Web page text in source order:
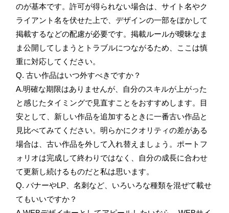
のが基本です。許可が得られない場合は、サイト名やク
ライアント名を伏せた上で、デザインの一部をぼかして
掲載するなどの配慮が必要です。掲載ルールが曖昧なま
ま公開してしまうとトラブルにつながるため、ここは慎
重に対応してください。
Q. 古い作品はいつ外すべきですか？
A.明確な期限はありませんが、自分のスキルが上がった
と感じたタイミングで見直すことをおすすめします。目
安として、新しい作品を追加するときに一番古い作品と
見比べてみてください。明らかにクオリティの差がある
場合は、古い作品を外して入れ替えましょう。ポートフ
ォリオは完成して終わりではなく、自分の成長に合わせ
て更新し続けるものだと私は思います。
Q. バナーやLP、名刺など、いろいろな種類を混ぜて載せ
てもいいですか？